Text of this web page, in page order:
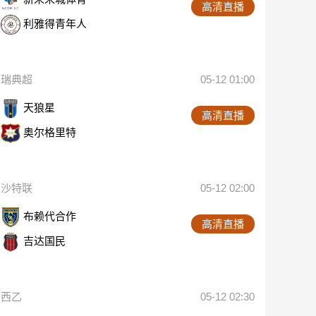
利雅得青年人
高清直播
瑞典超 05-12 01:00
天狼星
奥尔格里特
高清直播
沙特联 05-12 02:00
布赖代合作
吉达国民
高清直播
西乙 05-12 02:30